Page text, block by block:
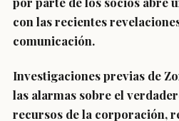
con las recientes
comunicación.
Investigaciones previas de
las alarmas sobre el
recursos de la corporación,